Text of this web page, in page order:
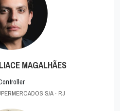
MAGALHÃES
S/A - RJ